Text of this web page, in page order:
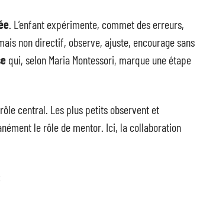
. L’enfant expérimente, commet des erreurs,
non directif, observe, ajuste, encourage sans
qui, selon Maria Montessori, marque une étape
central. Les plus petits observent et
le rôle de mentor. Ici, la collaboration